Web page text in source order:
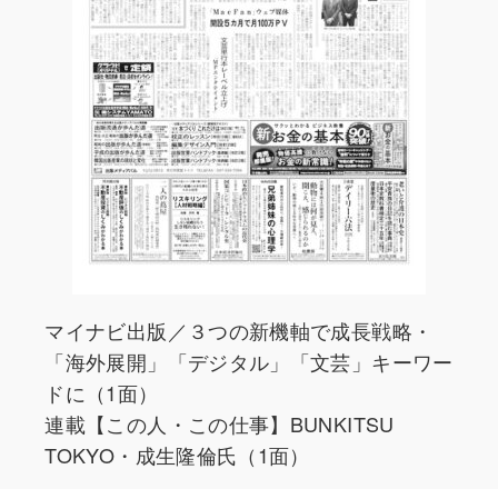
マイナビ出版／３つの新機軸で成長戦略・
「海外展開」「デジタル」「文芸」キーワー
ドに（1面）
連載【この人・この仕事】BUNKITSU
TOKYO・成生隆倫氏（1面）